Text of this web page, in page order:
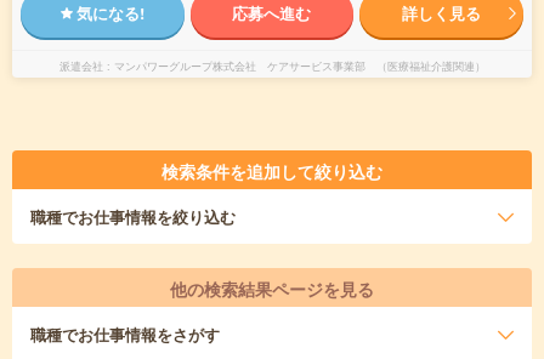
気になる! 応募へ進む 詳しく見る
派遣会社 マンパワーグループ株式会社 ケアサービス事業部 （医療福祉介護関連）
検索条件を追加して絞り込む
職種でお仕事情報を絞り込む
他の検索結果ページを見る
職種でお仕事情報をさがす